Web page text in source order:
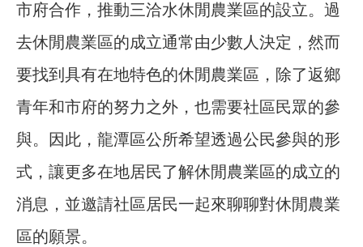
市府合作，推動三洽水休閒農業區的設立。過
去休閒農業區的成立通常由少數人決定，然而
要找到具有在地特色的休閒農業區，除了返鄉
青年和市府的努力之外，也需要社區民眾的參
與。因此，龍潭區公所希望透過公民參與的形
式，讓更多在地居民了解休閒農業區的成立的
消息，並邀請社區居民一起來聊聊對休閒農業
區的願景。